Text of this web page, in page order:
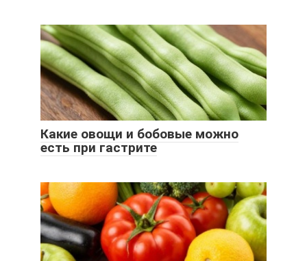
Какие овощи и бобовые можно
есть при гастрите